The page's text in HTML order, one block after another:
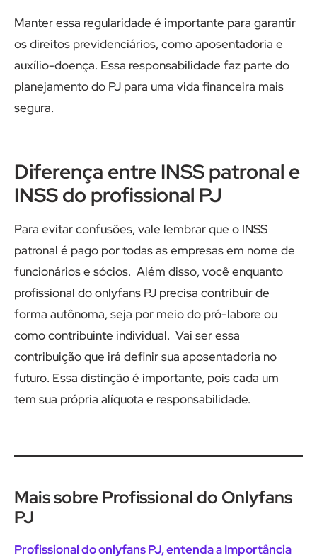
Manter essa regularidade é importante para garantir
os direitos previdenciários, como aposentadoria e
auxílio-doença. Essa responsabilidade faz parte do
planejamento do PJ para uma vida financeira mais
segura.
Diferença entre INSS patronal e
INSS do profissional PJ
Para evitar confusões, vale lembrar que o INSS
patronal é pago por todas as empresas em nome de
funcionários e sócios. Além disso, você enquanto
profissional do onlyfans PJ precisa contribuir de
forma autônoma, seja por meio do pró-labore ou
como contribuinte individual. Vai ser essa
contribuição que irá definir sua aposentadoria no
futuro. Essa distinção é importante, pois cada um
tem sua própria alíquota e responsabilidade.
Mais sobre Profissional do Onlyfans
PJ
Profissional do onlyfans PJ, entenda a Importância